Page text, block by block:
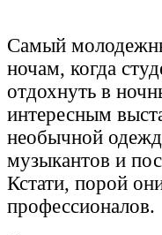
Самый
ночам, когда
отдохнуть в
интересным
необычной
музыкантов и
Кстати, порой
профессионалов.